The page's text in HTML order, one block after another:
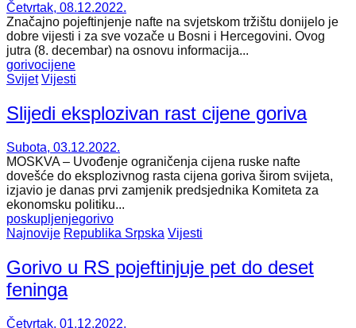
Četvrtak, 08.12.2022.
Značajno pojeftinjenje nafte na svjetskom tržištu donijelo je
dobre vijesti i za sve vozače u Bosni i Hercegovini. Ovog
jutra (8. decembar) na osnovu informacija...
gorivocijene
Svijet Vijesti
Slijedi eksplozivan rast cijene goriva
Subota, 03.12.2022.
MOSKVA – Uvođenje ograničenja cijena ruske nafte
dovešće do eksplozivnog rasta cijena goriva širom svijeta,
izjavio je danas prvi zamjenik predsjednika Komiteta za
ekonomsku politiku...
poskupljenjegorivo
Najnovije Republika Srpska Vijesti
Gorivo u RS pojeftinjuje pet do deset
feninga
Četvrtak, 01.12.2022.